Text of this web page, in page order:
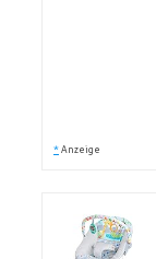
* Anzeige